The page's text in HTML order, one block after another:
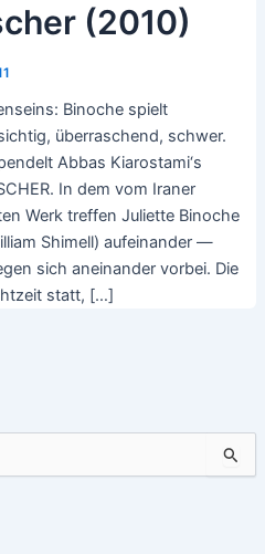
(2010)
Binoche spielt
überraschend, schwer.
Abbas Kiarostami‘s
In dem vom Iraner
Werk treffen Juliette Binoche
Shimell) aufeinander —
sich aneinander vorbei. Die
statt, […]